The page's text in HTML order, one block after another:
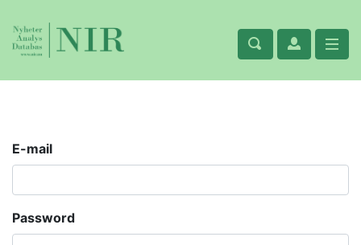
E-mail
Password